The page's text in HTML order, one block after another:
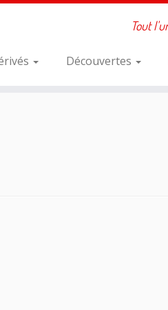
Tout
Découvertes